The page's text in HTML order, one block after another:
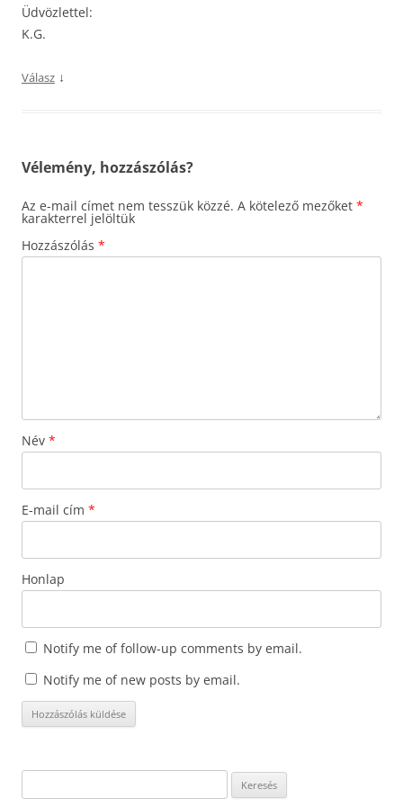
Üdvözlettel:
K.G.
Válasz ↓
Vélemény, hozzászólás?
Az e-mail címet nem tesszük közzé. A kötelező mezőket *
karakterrel jelöltük
Hozzászólás *
Név *
E-mail cím *
Honlap
Notify me of follow-up comments by email.
Notify me of new posts by email.